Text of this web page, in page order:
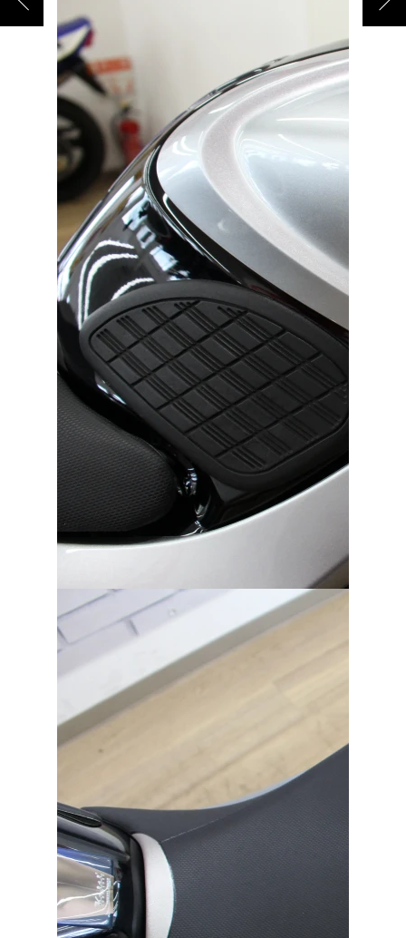
お客様のご希望に沿ったお見積もりを作
成することも可能です！
是非、「お問い合わせ・来店予約」ボタ
ンよりお気軽にご依頼ください。